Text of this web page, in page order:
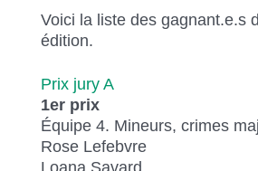
Voici la liste des gagnant.e.s
édition.
Prix jury A
1er prix
Équipe 4. Mineurs, crimes
Rose Lefebvre
Loana Savard